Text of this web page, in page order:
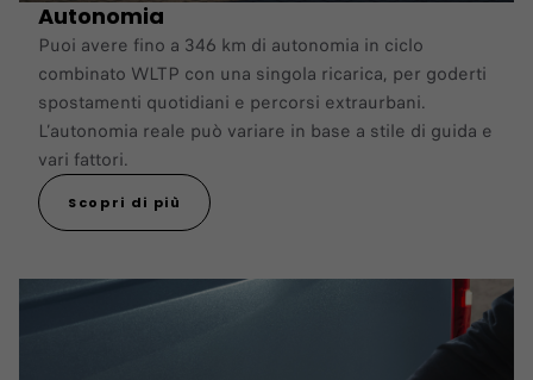
Autonomia
Puoi avere fino a 346 km di autonomia in ciclo
combinato WLTP con una singola ricarica, per goderti
spostamenti quotidiani e percorsi extraurbani.
L’autonomia reale può variare in base a stile di guida e
vari fattori.
Scopri di più